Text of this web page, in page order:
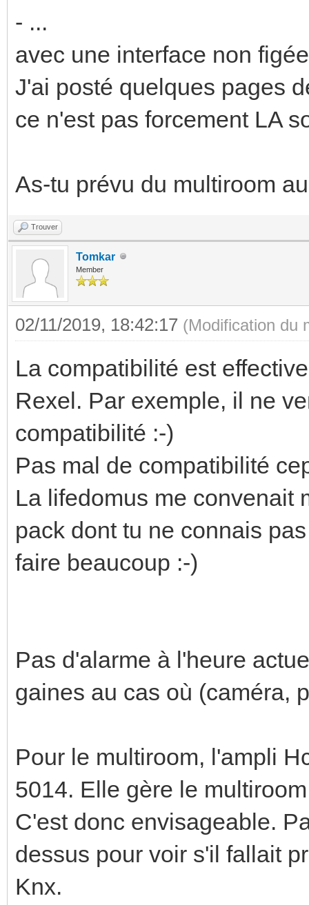
- ...
avec une interface non
J'ai posté quelques pages
ce n'est pas forcement LA
As-tu prévu du multiroom
Trouver
Tomkar
Member
02/11/2019, 18:42:17 (Modification du
La compatibilité est
Rexel. Par exemple, il ne
compatibilité :-)
Pas mal de compatibilité
La lifedomus me convenait
pack dont tu ne connais
faire beaucoup :-)
Pas d'alarme à l'heure
gaines au cas où (caméra,
Pour le multiroom, l'ampli
5014. Elle gère le
C'est donc envisageable.
dessus pour voir s'il fallait
Knx.